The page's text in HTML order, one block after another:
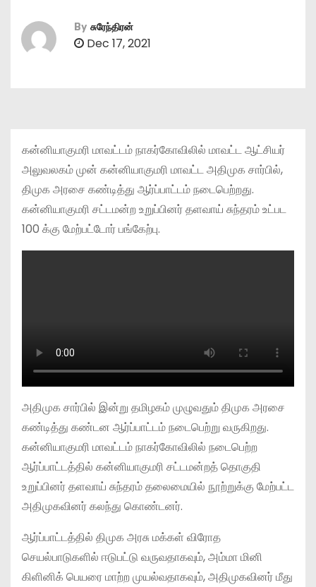
By சுரேந்திரன்
Dec 17, 2021
கன்னியாகுமரி மாவட்டம் நாகர்கோவிலில் மாவட்ட ஆட்சியர்
அலுவலகம் முன் கன்னியாகுமரி மாவட்ட அதிமுக சார்பில்,
திமுக அரசை கண்டித்து ஆர்ப்பாட்டம் நடைபெற்றது.
கன்னியாகுமரி சட்டமன்ற உறுப்பினர் தளவாய் சுந்தரம் உட்பட
100 க்கு மேற்பட்டோர் பங்கேற்பு.
அதிமுக சார்பில் இன்று தமிழகம் முழுவதும் திமுக அரசை
கண்டித்து கண்டன ஆர்ப்பாட்டம் நடைபெற்று வருகிறது.
கன்னியாகுமரி மாவட்டம் நாகர்கோவிலில் நடைபெற்ற
ஆர்ப்பாட்டத்தில் கன்னியாகுமரி சட்டமன்றத் தொகுதி
உறுப்பினர் தளவாய் சுந்தரம் தலைமையில் நூற்றுக்கு மேற்பட்ட
அதிமுகவினர் கலந்து கொண்டனர்.
ஆர்ப்பாட்டத்தில் திமுக அரசு மக்கள் விரோத
செயல்பாடுகளில் ஈடுபட்டு வருவதாகவும், அம்மா மினி
கிளினிக் பெயரை மாற்ற முயல்வதாகவும், அதிமுகவினர் மீது